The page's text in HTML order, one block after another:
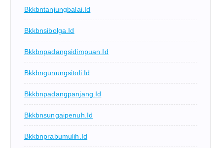
Bkkbntanjungbalai.id
Bkkbnsibolga.id
Bkkbnpadangsidimpuan.id
Bkkbngunungsitoli.id
Bkkbnpadangpanjang.id
Bkkbnsungaipenuh.id
Bkkbnprabumulih.id